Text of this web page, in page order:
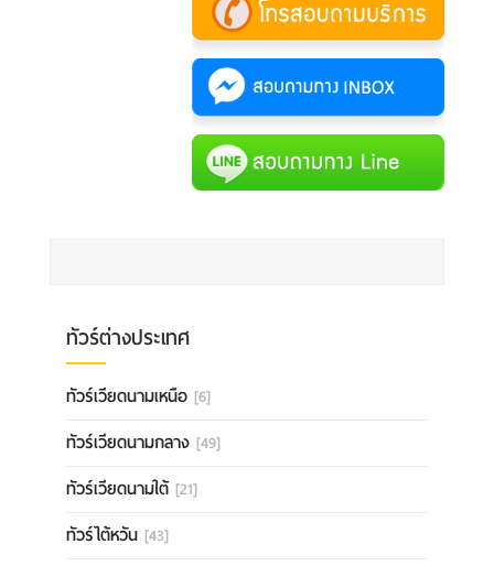
ทัวร์ต่างประเทศ
ทัวร์เวียดนามเหนือ [6]
ทัวร์เวียดนามกลาง [49]
ทัวร์เวียดนามใต้ [21]
ทัวร์ไต้หวัน [43]